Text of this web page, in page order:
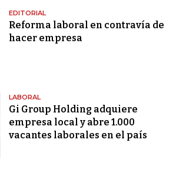
EDITORIAL
Reforma laboral en contravía de
hacer empresa
LABORAL
Gi Group Holding adquiere
empresa local y abre 1.000
vacantes laborales en el país